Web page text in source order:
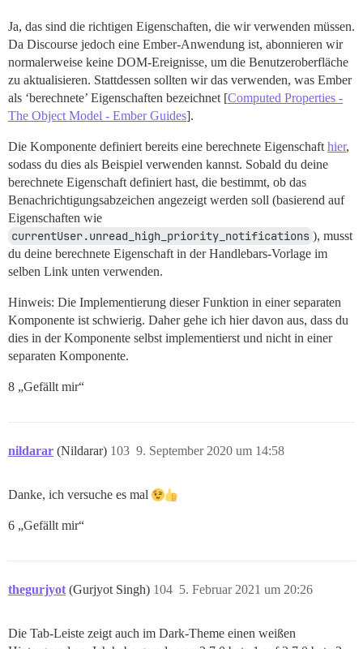
Ja, das sind die richtigen Eigenschaften, die wir verwenden müssen.
Da Discourse jedoch eine Ember-Anwendung ist, abonnieren wir
normalerweise keine DOM-Ereignisse, um die Benutzeroberfläche
zu aktualisieren. Stattdessen sollten wir das verwenden, was Ember
als ‘berechnete’ Eigenschaften bezeichnet [Computed Properties -
The Object Model - Ember Guides].
Die Komponente definiert bereits eine berechnete Eigenschaft hier,
sodass du dies als Beispiel verwenden kannst. Sobald du deine
berechnete Eigenschaft definiert hast, die bestimmt, ob das
Benachrichtigungsabzeichen angezeigt werden soll (basierend auf
Eigenschaften wie
currentUser.unread_high_priority_notifications ), musst
du deine berechnete Eigenschaft in der Handlebars-Vorlage im
selben Link unten verwenden.
Hinweis: Die Implementierung dieser Funktion in einer separaten
Komponente ist schwierig. Daher gehe ich hier davon aus, dass du
dies in der Komponente selbst implementierst und nicht in einer
separaten Komponente.
8 „Gefällt mir“
nildarar (Nildarar) 9. September 2020 um 14:58
103
Danke, ich versuche es mal
6 „Gefällt mir“
thegurjyot (Gurjyot Singh) 5. Februar 2021 um 20:26
104
Die Tab-Leiste zeigt auch im Dark-Theme einen weißen